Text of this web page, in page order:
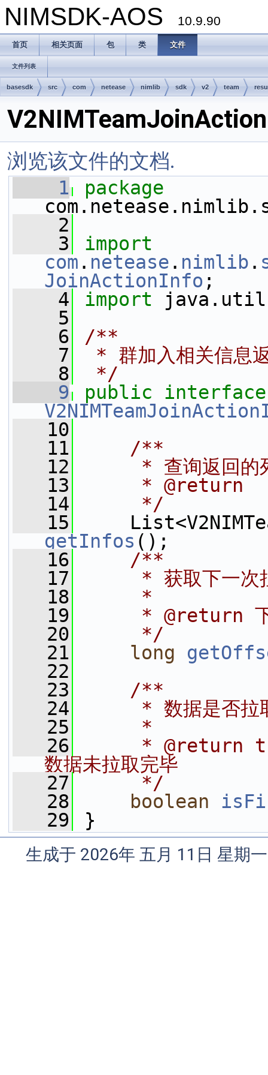
NIMSDK-AOS 10.9.90
首页 相关页面 包 类 文件
文件列表
basesdk src com netease nimlib sdk v2 team
浏览该文件的文档.
    1
    2
    3
import
com . netease . nimlib .
JoinActionInfo ;
    4
import
    5
    6
/**
    7
* 群加入相关信息
    8
*/
    9
public
   10
   11
    /**
   12
* 查询返回的
   13
     * @return
   14
     */
   15
getInfos ();
   16
    /**
   17
* 获取下一次
   18
     *
   19
* @return
   20
     */
   21
long
   22
   23
    /**
   24
* 数据是否拉
   25
     *
   26
* @return
数据未拉取完毕
   27
     */
   28
boolean
   29
}
生成于 2026年 五月 11日 星期